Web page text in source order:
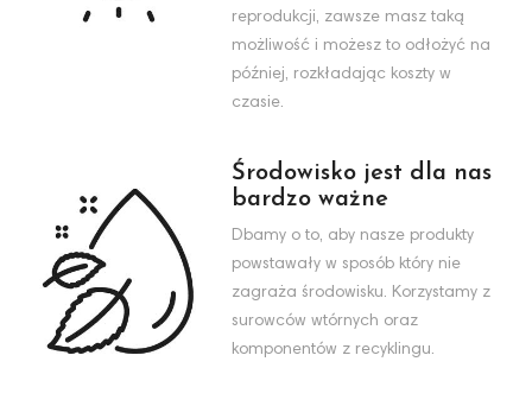
reprodukcji, zawsze masz taką
możliwość i możesz to odłożyć na
później, rozkładając koszty w
czasie.
Środowisko jest dla nas
bardzo ważne
Dbamy o to, aby nasze produkty
powstawały w sposób który nie
zagraża środowisku. Korzystamy z
surowców wtórnych oraz
komponentów z recyklingu.